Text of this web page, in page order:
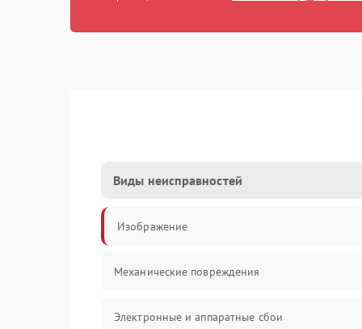
Виды неисправностей
Изображение
Механические повреждения
Электронные и аппаратные сбои